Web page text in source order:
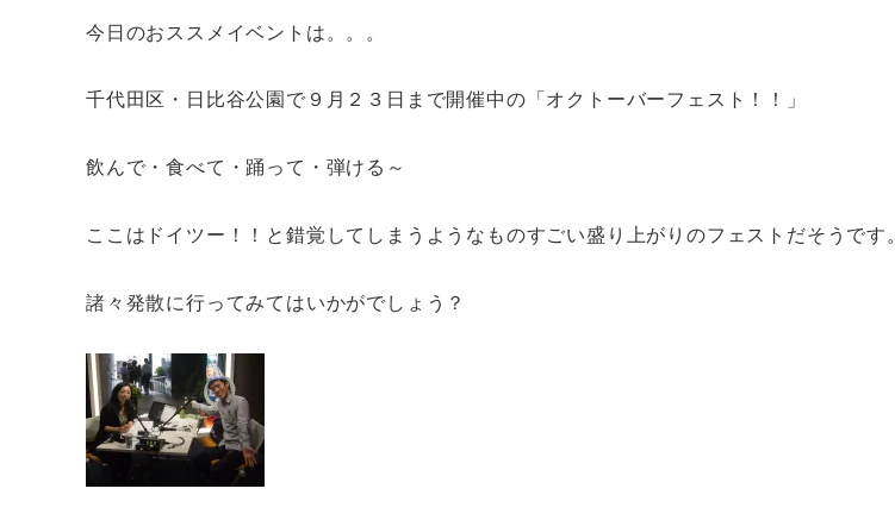
今日のおススメイベントは。。。
千代田区・日比谷公園で９月２３日まで開催中の「オクトーバーフェスト！！」
飲んで・食べて・踊って・弾ける～
ここはドイツー！！と錯覚してしまうようなものすごい盛り上がりのフェストだそうです。
諸々発散に行ってみてはいかがでしょう？